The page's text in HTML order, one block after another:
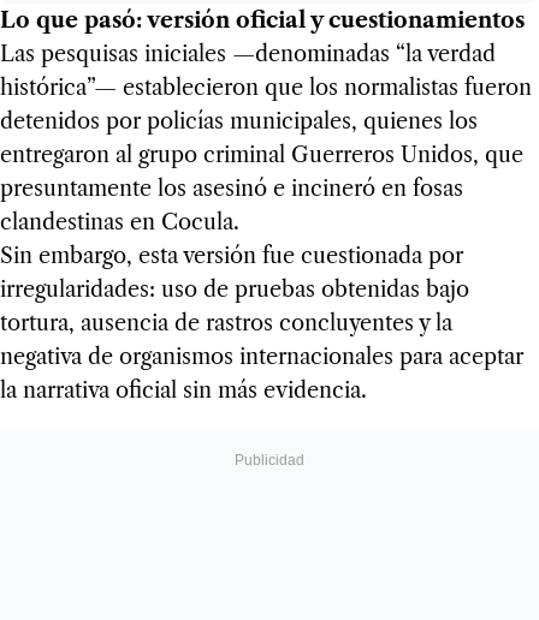
Lo que pasó: versión oficial y cuestionamientos
Las pesquisas iniciales —denominadas “la verdad
histórica”— establecieron que los normalistas fueron
detenidos por policías municipales, quienes los
entregaron al grupo criminal Guerreros Unidos, que
presuntamente los asesinó e incineró en fosas
clandestinas en Cocula.
Sin embargo, esta versión fue cuestionada por
irregularidades: uso de pruebas obtenidas bajo
tortura, ausencia de rastros concluyentes y la
negativa de organismos internacionales para aceptar
la narrativa oficial sin más evidencia.